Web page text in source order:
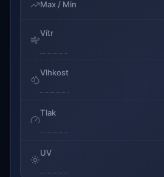
Max / Min
Vítr
Vlhkost
Tlak
UV